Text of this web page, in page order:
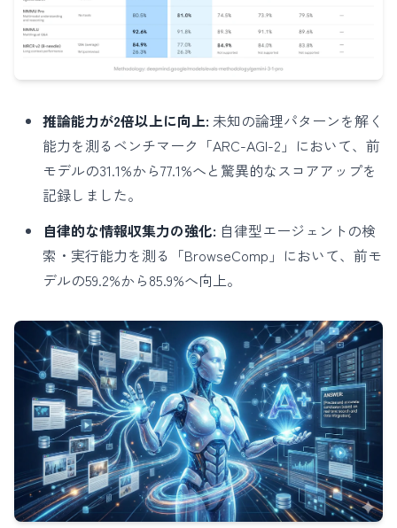
推論能力が2倍以上に向上: 未知の論理パターンを解く
能力を測るベンチマーク「ARC-AGI-2」において、前
モデルの31.1%から77.1%へと驚異的なスコアアップを
記録しました。
自律的な情報収集力の強化: 自律型エージェントの検
索・実行能力を測る「BrowseComp」において、前モ
デルの59.2%から85.9%へ向上。